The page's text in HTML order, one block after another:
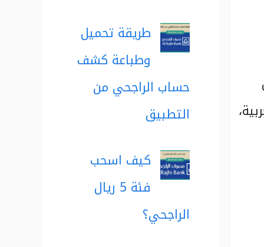
طريقة تحميل
وطباعة كشف
حساب الراجحي من
التطبيق
كيف اسحب
فئة 5 ريال
الراجحي؟